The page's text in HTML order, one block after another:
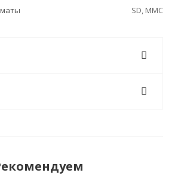
SD, MMC